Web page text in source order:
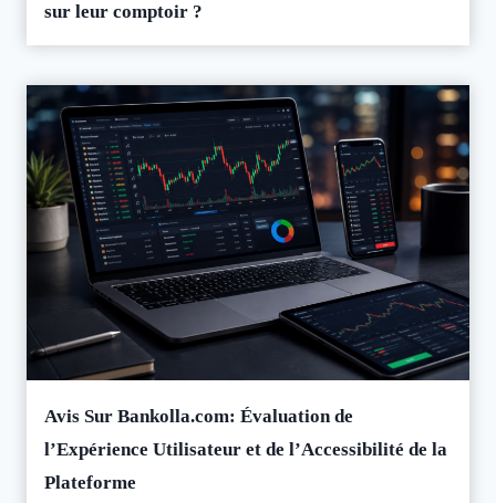
sur leur comptoir ?
Avis Sur Bankolla.com: Évaluation de
l’Expérience Utilisateur et de l’Accessibilité de la
Plateforme